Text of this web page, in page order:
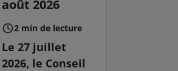
août 2026
2 min de lecture
Le 27 juillet
2026, le Conseil